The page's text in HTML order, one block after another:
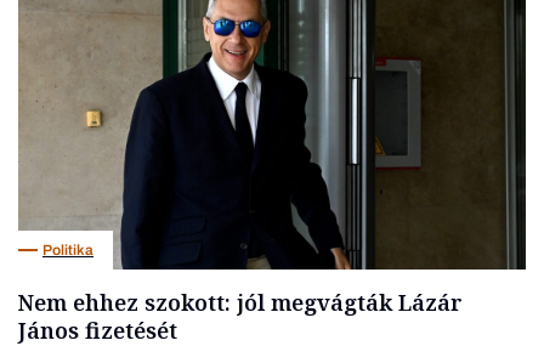
Politika
Nem ehhez szokott: jól megvágták Lázár
János fizetését